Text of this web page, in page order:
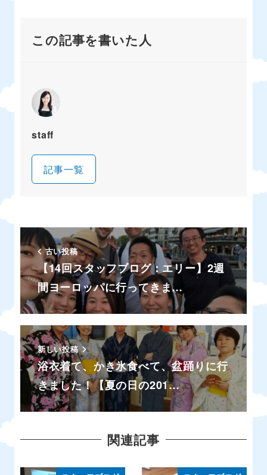
この記事を書いた人
staff
記事一覧
古い投稿
【14回スタッフブログ：エリー】2週
間ヨーロッパに行ってきま…
新しい投稿
浴衣着て、かき氷食べて、盆踊りに行
きました！【夏の日の201…
関連記事